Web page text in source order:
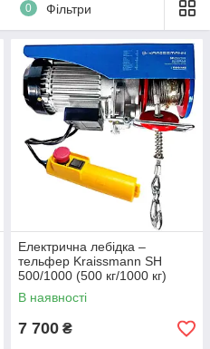
0 Фільтри
Електрична лебідка –
тельфер Kraissmann SH
500/1000 (500 кг/1000 кг)
В наявності
7 700 ₴